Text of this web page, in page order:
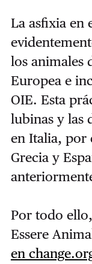
La asfixia en
los animales
Europea e
OIE. Esta
lubinas y las
en Italia, por
Grecia y
Por todo
Essere
en